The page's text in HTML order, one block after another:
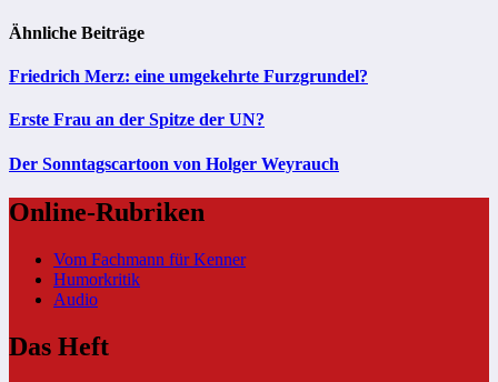
Ähnliche Beiträge
Friedrich Merz: eine umgekehrte Furzgrundel?
Erste Frau an der Spitze der UN?
Der Sonntagscartoon von Holger Weyrauch
Online-Rubriken
Vom Fachmann für Kenner
Humorkritik
Audio
Das Heft